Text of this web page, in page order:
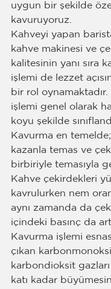
uygun bir şekilde
kavuruyoruz.
Kahveyi yapan
kahve makinesi ve
kalitesinin yanı sıra
işlemi de lezzet
bir rol oynamaktadır.
işlemi genel olarak
koyu şekilde
Kavurma en temelde;
kazanla temas ve
birbiriyle temasıyla
Kahve çekirdekleri
kavrulurken nem
aynı zamanda da
içindeki basınç da
Kavurma işlemi
çıkan
karbondioksit
katı kadar